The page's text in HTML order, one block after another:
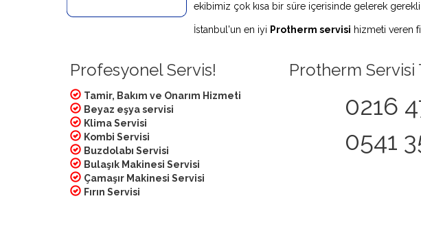
ekibimiz çok kısa bir süre içerisinde gelerek
İstanbul'un en iyi Protherm servisi hizmeti veren
Profesyonel Servis!
Tamir, Bakım ve Onarım Hizmeti
Beyaz eşya servisi
Klima Servisi
Kombi Servisi
Buzdolabı Servisi
Bulaşık Makinesi Servisi
Çamaşır Makinesi Servisi
Fırın Servisi
Protherm Servisi
0216
0541